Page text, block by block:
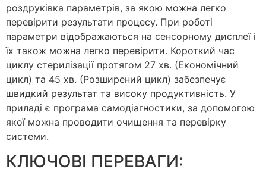
роздруківка параметрів, за якою можна легко
перевірити результати процесу. При роботі
параметри відображаються на сенсорному дисплеї і
їх також можна легко перевірити. Короткий час
циклу стерилізації протягом 27 хв. (Економічний
цикл) та 45 хв. (Розширений цикл) забезпечує
швидкий результат та високу продуктивність. У
приладі є програма самодіагностики, за допомогою
якої можна проводити очищення та перевірку
системи.
КЛЮЧОВІ ПЕРЕВАГИ: